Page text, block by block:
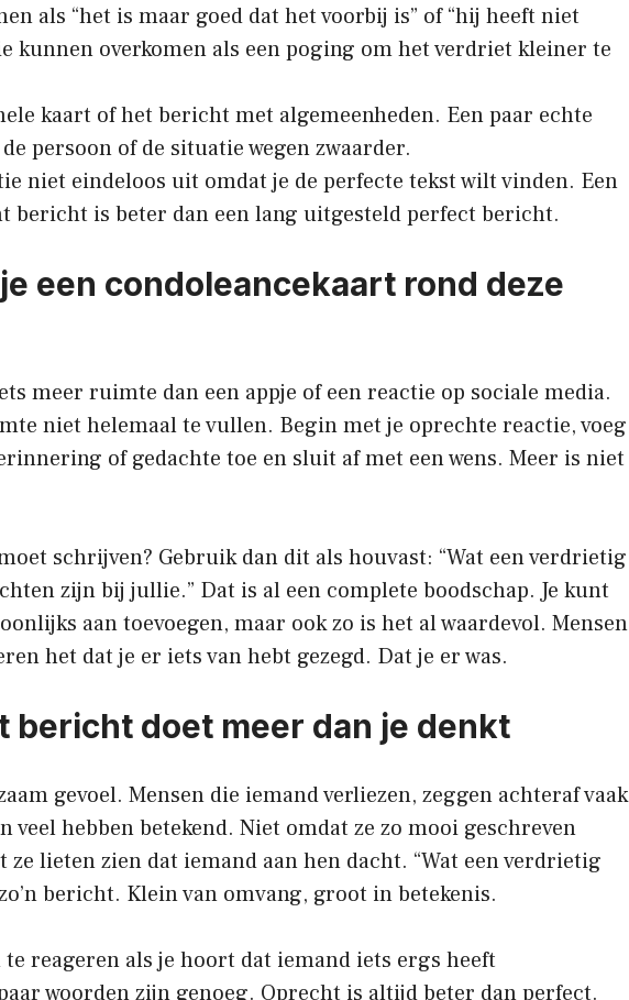
als “het is maar goed dat het voorbij is” of “hij heeft niet
kunnen overkomen als een poging om het verdriet kleiner te
kaart of het bericht met algemeenheden. Een paar echte
persoon of de situatie wegen zwaarder.
niet eindeloos uit omdat je de perfecte tekst wilt vinden. Een
bericht is beter dan een lang uitgesteld perfect bericht.
een condoleancekaart rond deze
meer ruimte dan een appje of een reactie op sociale media.
niet helemaal te vullen. Begin met je oprechte reactie, voeg
of gedachte toe en sluit af met een wens. Meer is niet
schrijven? Gebruik dan dit als houvast: “Wat een verdrietig
zijn bij jullie.” Dat is al een complete boodschap. Je kunt
aan toevoegen, maar ook zo is het al waardevol. Mensen
het dat je er iets van hebt gezegd. Dat je er was.
bericht doet meer dan je denkt
gevoel. Mensen die iemand verliezen, zeggen achteraf vaak
veel hebben betekend. Niet omdat ze zo mooi geschreven
ze lieten zien dat iemand aan hen dacht. “Wat een verdrietig
bericht. Klein van omvang, groot in betekenis.
reageren als je hoort dat iemand iets ergs heeft
woorden zijn genoeg. Oprecht is altijd beter dan perfect.